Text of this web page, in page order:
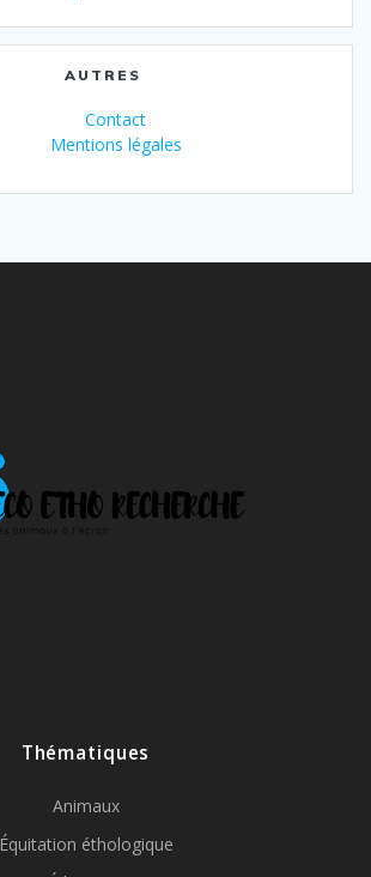
AUTRES
Contact
Mentions légales
Thématiques
Animaux
Équitation éthologique